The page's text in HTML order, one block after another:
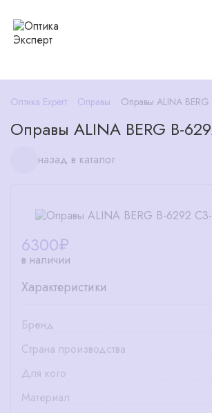
Оптика Expert Оправы Оправы ALINA
Оправы ALINA BERG B-
назад в каталог
6300₽
в наличии
Характеристики
Бренд
Страна производства
Для кого
Материал